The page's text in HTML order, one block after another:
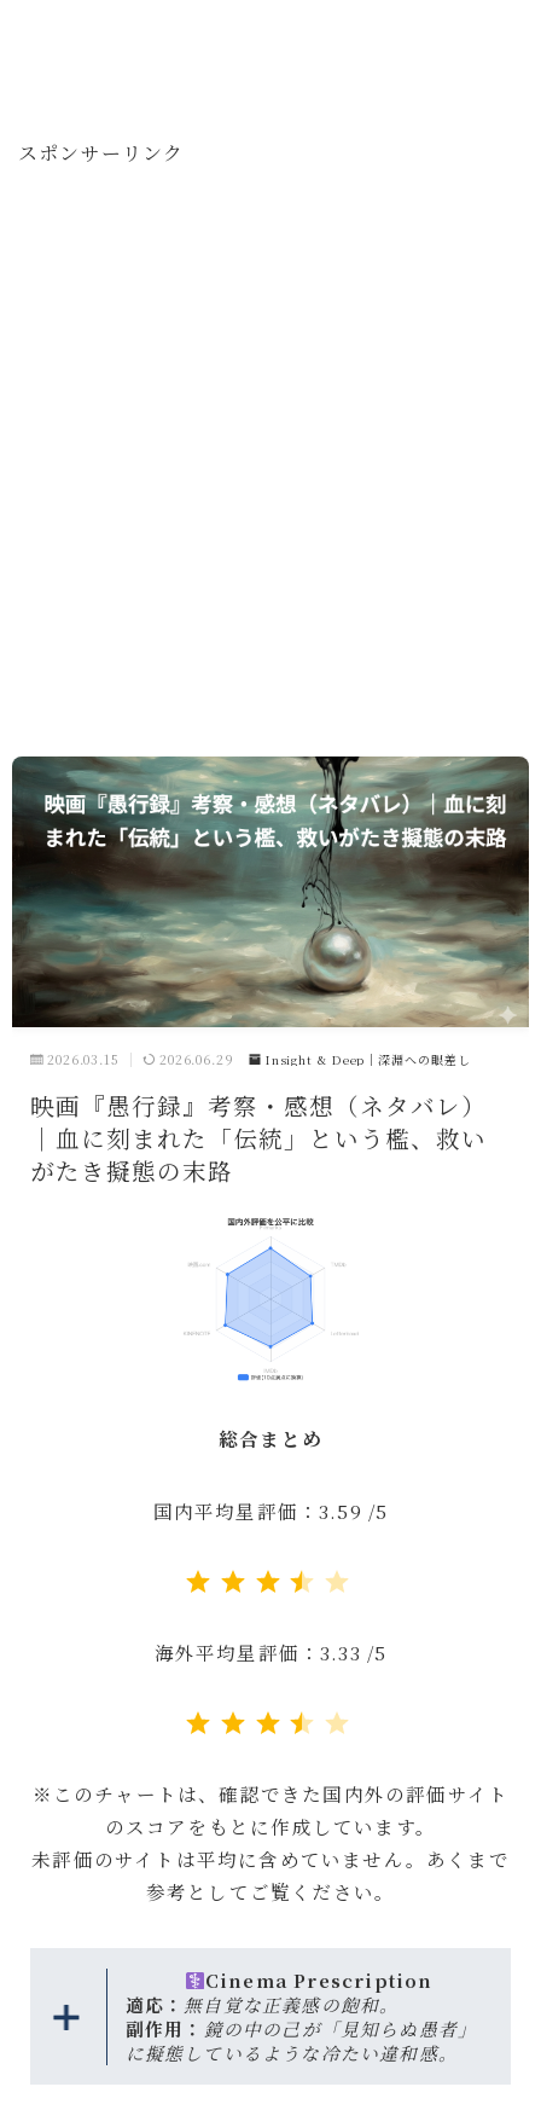
スポンサーリンク
2026.03.15 2026.06.29 Insight & Deep｜深淵への眼差し
映画『愚行録』考察・感想（ネタバレ）
｜血に刻まれた「伝統」という檻、救い
がたき擬態の末路
総合まとめ
国内平均星評価：3.59 /5
海外平均星評価：3.33 /5
※このチャートは、確認できた国内外の評価サイト
のスコアをもとに作成しています。
未評価のサイトは平均に含めていません。あくまで
参考としてご覧ください。
Cinema Prescription
適応： 無自覚な正義感の飽和。
副作用： 鏡の中の己が「見知らぬ愚者」
に擬態しているような冷たい違和感。